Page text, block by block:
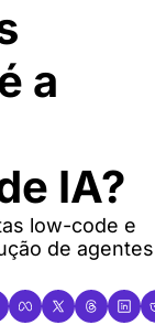
a
IA?
low-code e
de